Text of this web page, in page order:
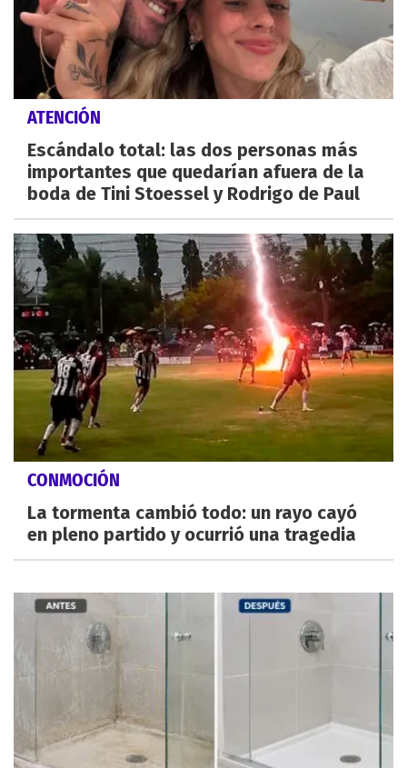
ATENCIÓN
Escándalo total: las dos personas más
importantes que quedarían afuera de la
boda de Tini Stoessel y Rodrigo de Paul
CONMOCIÓN
La tormenta cambió todo: un rayo cayó
en pleno partido y ocurrió una tragedia